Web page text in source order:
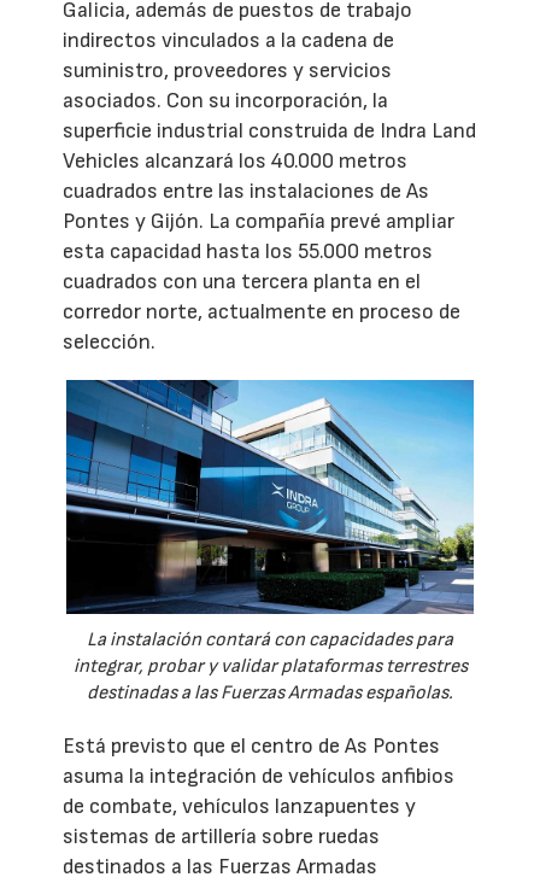
Galicia, además de puestos de trabajo
indirectos vinculados a la cadena de
suministro, proveedores y servicios
asociados. Con su incorporación, la
superficie industrial construida de Indra Land
Vehicles alcanzará los 40.000 metros
cuadrados entre las instalaciones de As
Pontes y Gijón. La compañía prevé ampliar
esta capacidad hasta los 55.000 metros
cuadrados con una tercera planta en el
corredor norte, actualmente en proceso de
selección.
La instalación contará con capacidades para
integrar, probar y validar plataformas terrestres
destinadas a las Fuerzas Armadas españolas.
Está previsto que el centro de As Pontes
asuma la integración de vehículos anfibios
de combate, vehículos lanzapuentes y
sistemas de artillería sobre ruedas
destinados a las Fuerzas Armadas